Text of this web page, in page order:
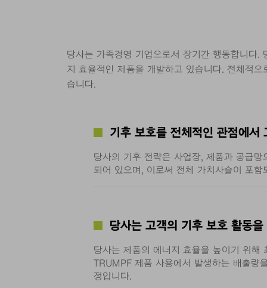
당사는 가족경영 기업으로서 장기간 행동합니다
지 효율적인 제품을 개발하고 있습니다. 전체적
습니다.
기후 보호를 전체적인 관점에서
당사의 기후 전략은 사업장, 제품과 공급
되어 있으며, 이로써 전체 가치사슬이 포함
당사는 고객의 기후 보호 활동을
당사는 제품의 에너지 효율을 높이기 위해
TRUMPF 제품 사용에서 발생하는 배출량
정입니다.